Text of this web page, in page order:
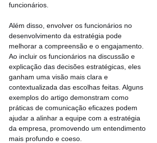
funcionários.
Além disso, envolver os funcionários no
desenvolvimento da estratégia pode
melhorar a compreensão e o engajamento.
Ao incluir os funcionários na discussão e
explicação das decisões estratégicas, eles
ganham uma visão mais clara e
contextualizada das escolhas feitas. Alguns
exemplos do artigo demonstram como
práticas de comunicação eficazes podem
ajudar a alinhar a equipe com a estratégia
da empresa, promovendo um entendimento
mais profundo e coeso.